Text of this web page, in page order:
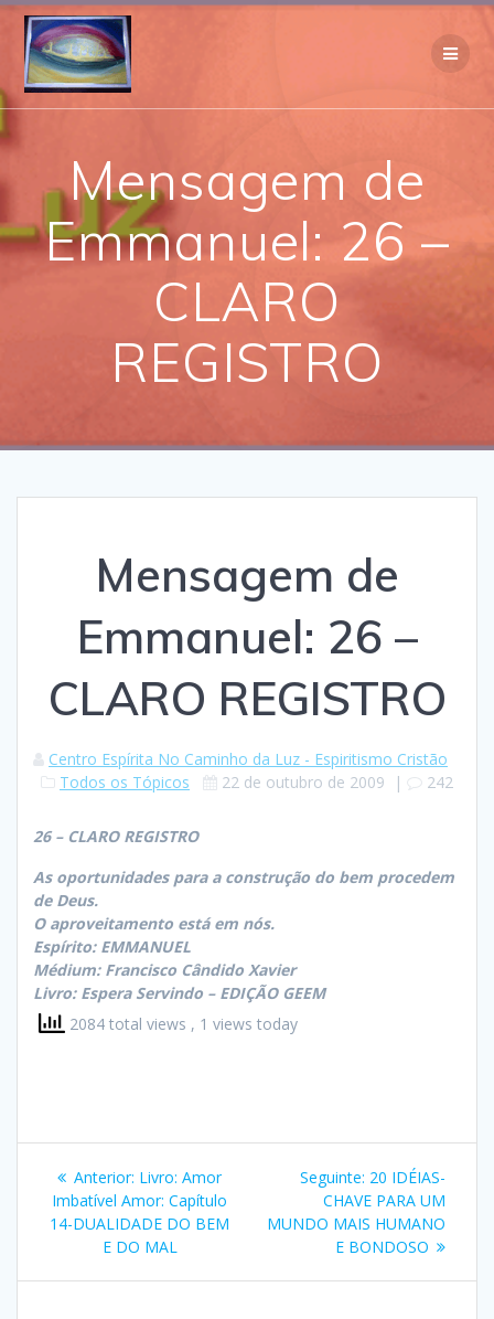
Skip
Mensagem de
Emmanuel: 26 –
CLARO
REGISTRO
Mensagem de
Emmanuel: 26 –
CLARO REGISTRO
Centro Espírita No Caminho da Luz - Espiritismo Cristão
Todos os Tópicos
22 de outubro de 2009 | 242
26 – CLARO REGISTRO
As oportunidades para a construção do bem procedem
de Deus.
O aproveitamento está em nós.
Espírito: EMMANUEL
Médium: Francisco Cândido Xavier
Livro: Espera Servindo – EDIÇÃO GEEM
2084 total views , 1 views today
Navegação
de
Anterior: Post
anterior:
Livro: Amor
Imbatível Amor: Capítulo
14-DUALIDADE DO BEM
E DO MAL
Seguinte: Post
seguinte:
20 IDÉIAS-
CHAVE PARA UM
MUNDO MAIS HUMANO
E BONDOSO